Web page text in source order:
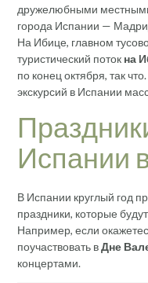
дружелюбными
города Испании —
На Ибице, главном
туристический поток на
по конец октября, так
экскурсий в Испании
Испании
В Испании круглый год
праздники, которые
Например, если
поучаствовать вДне
концертами.